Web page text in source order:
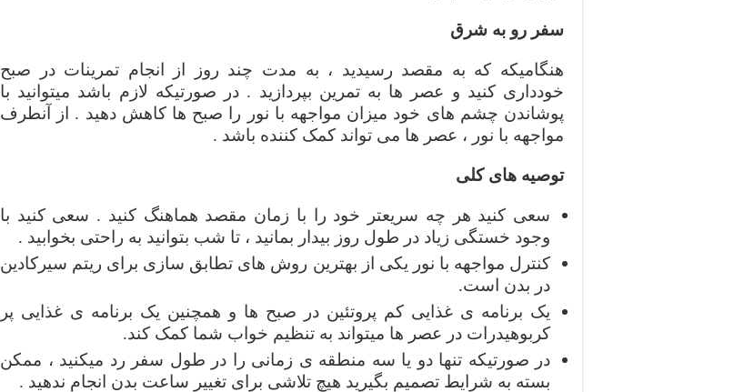
سفر رو به شرق
هنگامیکه که به مقصد رسیدید ، به مدت چند روز از انجام تمرینات در صبح
خودداری کنید و عصر ها به تمرین بپردازید . در صورتیکه لازم باشد میتوانید با
پوشاندن چشم های خود میزان مواجهه با نور را صبح ها کاهش دهید . از آنطرف
مواجهه با نور ، عصر ها می تواند کمک کننده باشد .
توصیه های کلی
سعی کنید هر چه سریعتر خود را با زمان مقصد هماهنگ کنید . سعی کنید با
وجود خستگی زیاد در طول روز بیدار بمانید ، تا شب بتوانید به راحتی بخوابید .
کنترل مواجهه با نور یکی از بهترین روش های تطابق سازی برای ریتم سیرکادین
در بدن است.
یک برنامه ی غذایی کم پروتئین در صبح ها و همچنین یک برنامه ی غذایی پر
کربوهیدرات در عصر ها میتواند به تنظیم خواب شما کمک کند.
در صورتیکه تنها دو یا سه منطقه ی زمانی را در طول سفر رد میکنید ، ممکن
بسته به شرایط تصمیم بگیرید هیچ تلاشی برای تغییر ساعت بدن انجام ندهید .